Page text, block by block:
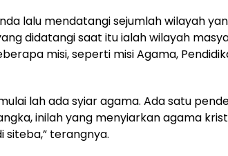
lalu mendatangi sejumlah wilayah
didatangi saat itu ialah wilayah
misi, seperti misi Agama,
lah ada syiar agama. Ada satu
inilah yang menyiarkan agama
terangnya.